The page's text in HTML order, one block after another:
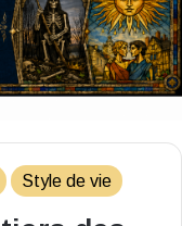
Style de vie